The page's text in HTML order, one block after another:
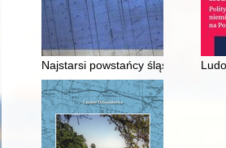
Najstarsi powstańcy śląscy i